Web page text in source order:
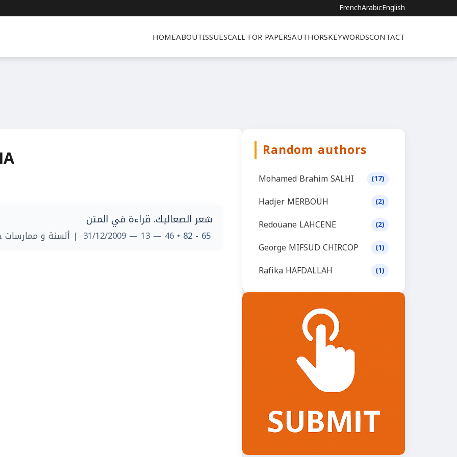
FrenchArabicEnglish
HOMEABOUTISSUESCALL FOR PAPERSAUTHORSKEYWORDSCONTACT
شعر الصعاليك. قراءة في المتن
65 - 82
• 46 — 13 — 31/12/2009 | ألسنة و ممارسات
Random authors
Mohamed Brahim SALHI (17)
Hadjer MERBOUH (2)
Redouane LAHCENE (2)
George MIFSUD CHIRCOP (1)
Rafika HAFDALLAH (1)